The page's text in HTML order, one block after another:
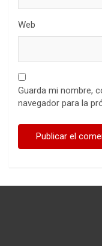
Web
Guarda mi nombre,
navegador para la